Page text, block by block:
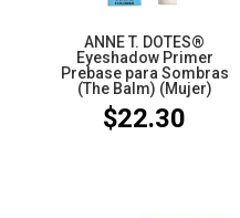
ANNE T. DOTES®
Eyeshadow Primer
Prebase para Sombras
(The Balm) (Mujer)
$22.30